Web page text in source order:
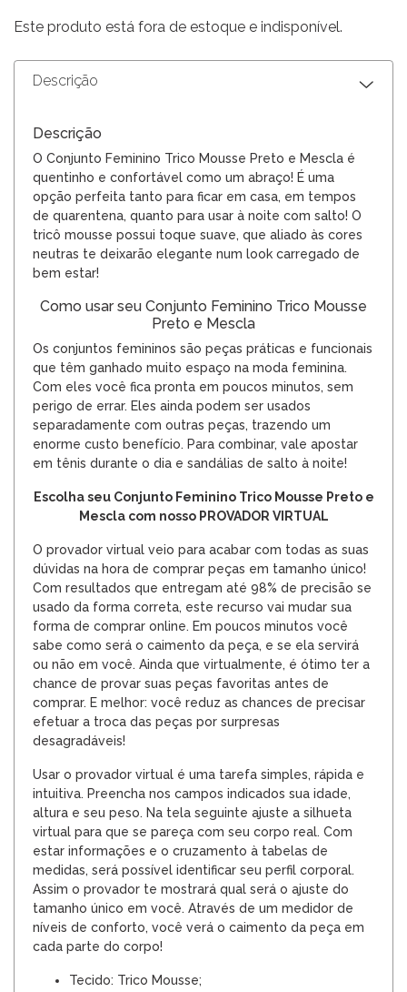
Este produto está fora de estoque e indisponível.
Descrição
Descrição
O Conjunto Feminino Trico Mousse Preto e Mescla é
quentinho e confortável como um abraço! É uma
opção perfeita tanto para ficar em casa, em tempos
de quarentena, quanto para usar à noite com salto! O
tricô mousse possui toque suave, que aliado às cores
neutras te deixarão elegante num look carregado de
bem estar!
Como usar seu Conjunto Feminino Trico Mousse
Preto e Mescla
Os conjuntos femininos são peças práticas e funcionais
que têm ganhado muito espaço na moda feminina.
Com eles você fica pronta em poucos minutos, sem
perigo de errar. Eles ainda podem ser usados
separadamente com outras peças, trazendo um
enorme custo benefício. Para combinar, vale apostar
em tênis durante o dia e sandálias de salto à noite!
Escolha seu Conjunto Feminino Trico Mousse Preto e
Mescla com nosso PROVADOR VIRTUAL
O provador virtual veio para acabar com todas as suas
dúvidas na hora de comprar peças em tamanho único!
Com resultados que entregam até 98% de precisão se
usado da forma correta, este recurso vai mudar sua
forma de comprar online. Em poucos minutos você
sabe como será o caimento da peça, e se ela servirá
ou não em você. Ainda que virtualmente, é ótimo ter a
chance de provar suas peças favoritas antes de
comprar. E melhor: você reduz as chances de precisar
efetuar a troca das peças por surpresas
desagradáveis!
Usar o provador virtual é uma tarefa simples, rápida e
intuitiva. Preencha nos campos indicados sua idade,
altura e seu peso. Na tela seguinte ajuste a silhueta
virtual para que se pareça com seu corpo real. Com
estar informações e o cruzamento à tabelas de
medidas, será possível identificar seu perfil corporal.
Assim o provador te mostrará qual será o ajuste do
tamanho único em você. Através de um medidor de
níveis de conforto, você verá o caimento da peça em
cada parte do corpo!
Tecido: Trico Mousse;